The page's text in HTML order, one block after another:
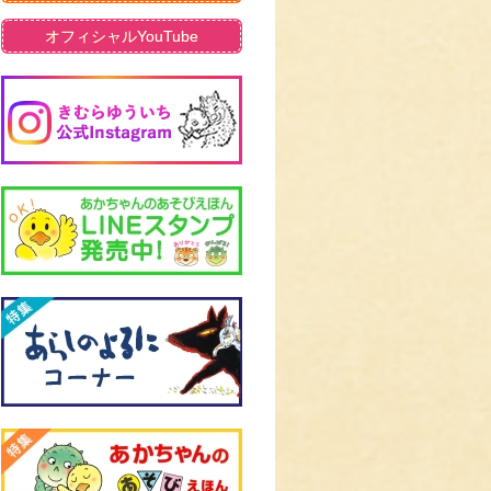
オフィシャルYouTube